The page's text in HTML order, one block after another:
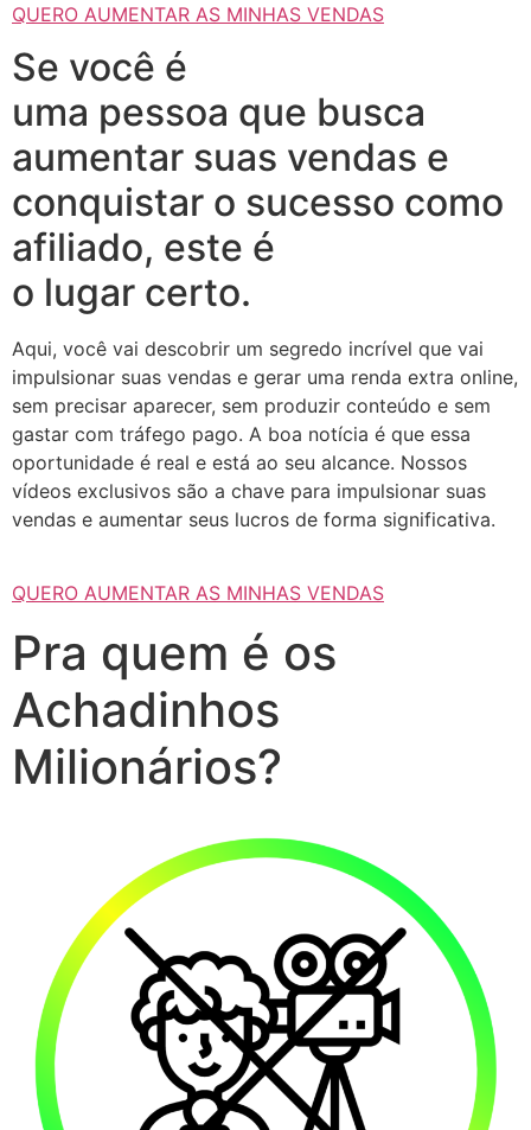
QUERO AUMENTAR AS MINHAS VENDAS
Se você é
uma pessoa que busca
aumentar suas vendas e
conquistar o sucesso como
afiliado, este é
o lugar certo.
Aqui, você vai descobrir um segredo incrível que vai
impulsionar suas vendas e gerar uma renda extra online,
sem precisar aparecer, sem produzir conteúdo e sem
gastar com tráfego pago. A boa notícia é que essa
oportunidade é real e está ao seu alcance. Nossos
vídeos exclusivos são a chave para impulsionar suas
vendas e aumentar seus lucros de forma significativa.
QUERO AUMENTAR AS MINHAS VENDAS
Pra quem é os
Achadinhos
Milionários?